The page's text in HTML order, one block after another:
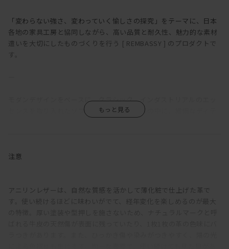
「変わらない強さ、変わっていく愉しさの探究」をテーマに、日本
各地の家具工房と協同しながら、高い品質と耐久性、魅力的な素材
遣いを大切にしたものづくりを行う [ REMBASSY ] のプロダクトで
す。
モダンデザインをベースに、クラシック、インダストリアルのエッ
センスを取り入れたソファ。シンプルな造形の中に、繊細なディテ
計。各部にシャープさをもたせることで、ほどよく上品な佇まいを
力ある座り心地に。背クッションは、たっぷりのフェザーでウレタ
注意
アニリンレザーは、自然な質感を活かして薄化粧で仕上げた革で